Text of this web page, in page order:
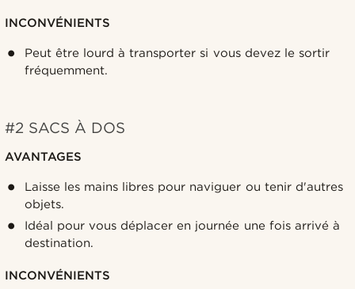
INCONVÉNIENTS
Peut être lourd à transporter si vous devez le sortir
fréquemment.
#2 SACS À DOS
AVANTAGES
Laisse les mains libres pour naviguer ou tenir d'autres
objets.
Idéal pour vous déplacer en journée une fois arrivé à
destination.
INCONVÉNIENTS